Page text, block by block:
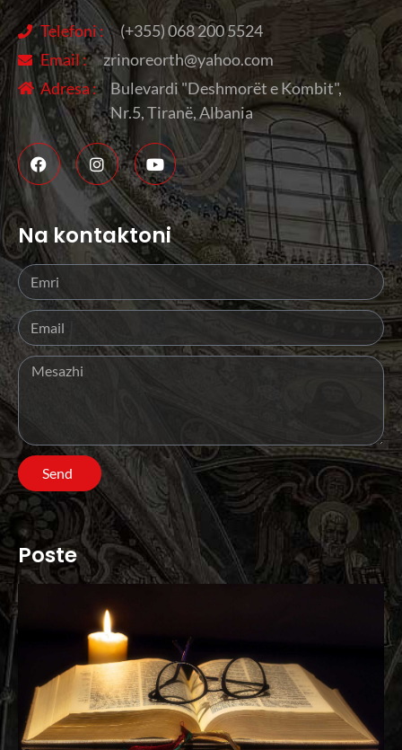
Telefoni :
(+355) 068 200 5524
Email :
zrinoreorth@yahoo.com
Adresa :
Bulevardi "Deshmorët e Kombit",
Nr.5, Tiranë, Albania
Na kontaktoni
Send
Poste